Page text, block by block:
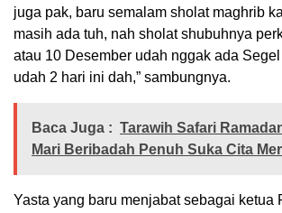
juga pak, baru semalam sholat maghrib
masih ada tuh, nah sholat shubuhnya
atau 10 Desember udah nggak ada
udah 2 hari ini dah,” sambungnya.
Baca Juga : Tarawih Safari
Mari Beribadah Penuh Suka Cita
Yasta yang baru menjabat sebagai ketua